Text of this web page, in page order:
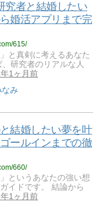
究者と結婚したい
婚活アプリまで完
615/
と真剣に考えるあなた
研究者のリアルな人
1ヶ月前
なみ
結婚したい夢を叶
ールインまでの徹
660/
というあなたの強い想
イドです。 結論から
1ヶ月前